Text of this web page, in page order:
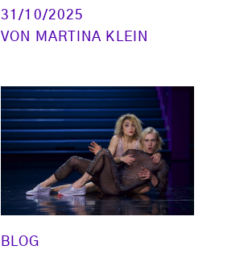
31/10/2025
VON
MARTINA KLEIN
BLOG